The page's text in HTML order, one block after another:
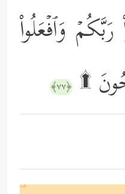
وَٱفۡعَلُواْ
۩ ﴿٧٧﴾